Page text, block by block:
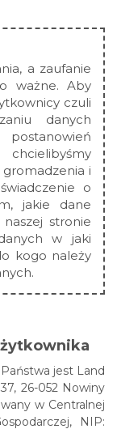
a zaufanie
ważne. Aby
czuli
danych
postanowień
i
o
jakie dane
stronie
w jaki
kogo należy
jest Land
26-052 Nowiny
w Centralnej
NIP: